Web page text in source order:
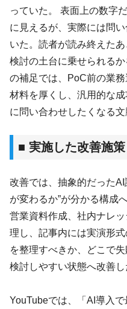
っていた。 表面上の数字
に見えるが、実際には問
いた。読者が読み終えた
検討の土台に乗せられる
の補足では、PoC前の業
材料を厚くし、汎用的な
に問い合わせしたくなる文
■ 実施した改善施策
改善では、抽象的だった
が変わるか”が分かる構成
営業資料作成、社内ナレ
理し、記事内には実演形
を整理すべきか、どこで
検討しやすい状態へ改善し
YouTubeでは、「AI導入